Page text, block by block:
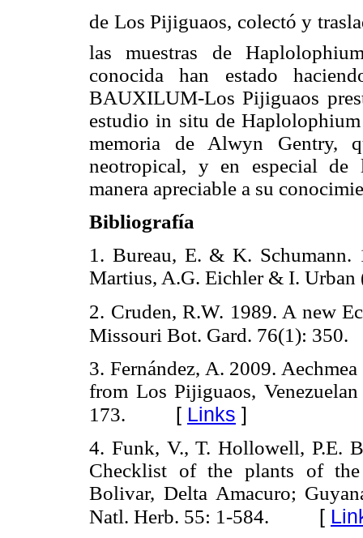
de Los Pijiguaos, colectó y
las muestras de
conocida han estado
BAUXILUM-Los Pijiguaos
estudio in situ de
memoria de Alwyn Gentry,
neotropical, y en especial de
manera apreciable a su
Bibliografía
1. Bureau, E. & K. Schumann.
Martius, A.G. Eichler & I. Urban
2. Cruden, R.W. 1989. A new
Missouri Bot. Gard. 76(1): 350.
3. Fernández, A. 2009.
from Los Pijiguaos,
173.
[ Links ]
4. Funk, V., T. Hollowell, P.E.
Checklist of the plants of the
Bolivar, Delta Amacuro;
Natl. Herb. 55: 1-584.
[